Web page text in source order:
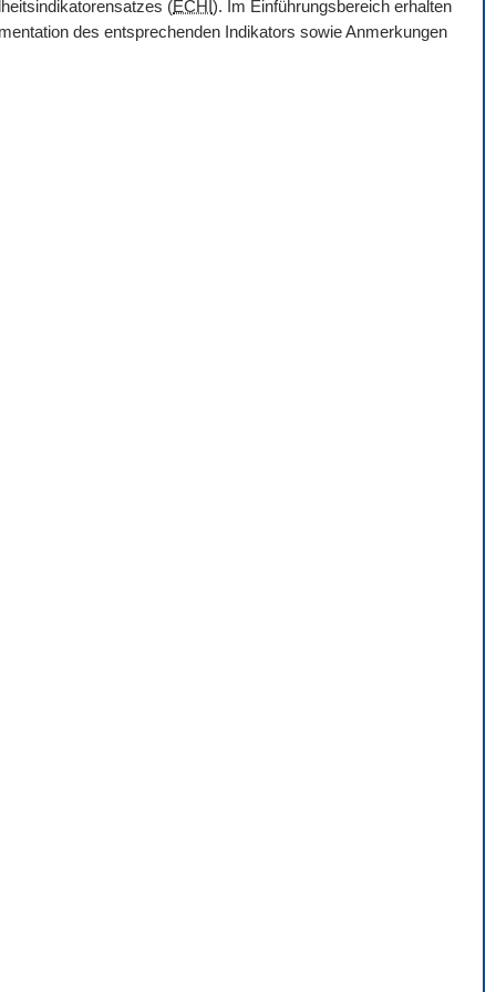
(ECHI). Im Einführungsbereich erhalten
des entsprechenden Indikators sowie Anmerkungen